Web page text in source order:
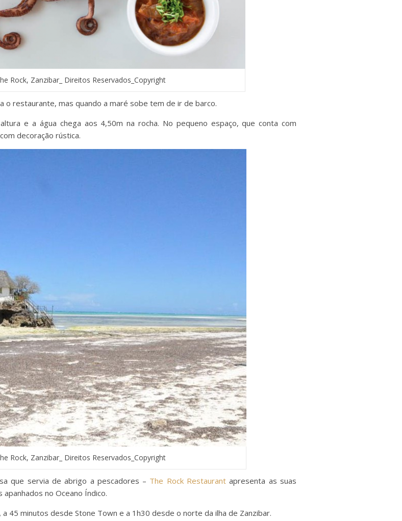
Rock, Zanzibar_ Direitos Reservados_Copyright
o restaurante, mas quando a maré sobe tem de ir de barco.
e a água chega aos 4,50m na rocha. No pequeno espaço, que conta com
decoração rústica.
Rock, Zanzibar_ Direitos Reservados_Copyright
que servia de abrigo a pescadores – The Rock Restaurant apresenta as suas
no Oceano Índico.
45 minutos desde Stone Town e a 1h30 desde o norte da ilha de Zanzibar.